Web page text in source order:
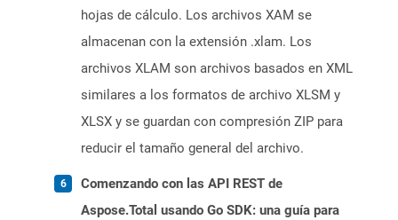
hojas de cálculo. Los archivos XAM se
almacenan con la extensión .xlam. Los
archivos XLAM son archivos basados ​​en XML
similares a los formatos de archivo XLSM y
XLSX y se guardan con compresión ZIP para
reducir el tamaño general del archivo.
Comenzando con las API REST de
Aspose.Total usando Go SDK: una guía para